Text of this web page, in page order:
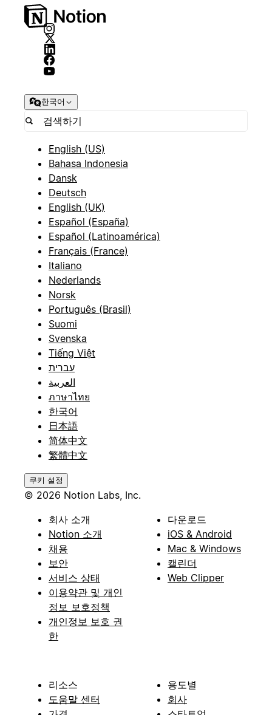
한국어
English (US)
Bahasa Indonesia
Dansk
Deutsch
English (UK)
Español (España)
Español (Latinoamérica)
Français (France)
Italiano
Nederlands
Norsk
Português (Brasil)
Suomi
Svenska
Tiếng Việt
עברית
العربية
ภาษาไทย
한국어
日本語
简体中文
繁體中文
쿠키 설정
© 2026 Notion Labs, Inc.
회사 소개
Notion 소개
채용
보안
서비스 상태
이용약관 및 개인
정보 보호정책
개인정보 보호 권
한
다운로드
iOS & Android
Mac & Windows
캘린더
Web Clipper
리소스
도움말 센터
용도별
회사